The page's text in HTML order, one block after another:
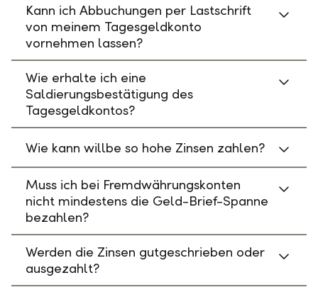
Kann ich Abbuchungen per Lastschrift
von meinem Tagesgeldkonto
vornehmen lassen?
Wie erhalte ich eine
Saldierungsbestätigung des
Tagesgeldkontos?
Wie kann willbe so hohe Zinsen zahlen?
Muss ich bei Fremdwährungskonten
nicht mindestens die Geld-Brief-Spanne
bezahlen?
Werden die Zinsen gutgeschrieben oder
ausgezahlt?